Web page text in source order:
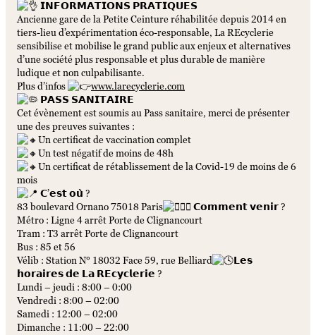
𝗜𝗡𝗙𝗢𝗥𝗠𝗔𝗧𝗜𝗢𝗡𝗦 𝗣𝗥𝗔𝗧𝗜𝗤𝗨𝗘𝗦
Ancienne gare de la Petite Ceinture réhabilitée depuis 2014 en
tiers-lieu d’expérimentation éco-responsable, La REcyclerie
sensibilise et mobilise le grand public aux enjeux et alternatives
d’une société plus responsable et plus durable de manière
ludique et non culpabilisante.
Plus d’infos
www.larecyclerie.com
𝗣𝗔𝗦𝗦 𝗦𝗔𝗡𝗜𝗧𝗔𝗜𝗥𝗘
Cet évènement est soumis au Pass sanitaire, merci de présenter
une des preuves suivantes :
Un certificat de vaccination complet
Un test négatif de moins de 48h
Un certificat de rétablissement de la Covid-19 de moins de 6
mois
𝗖’𝗲𝘀𝘁 𝗼𝘂̀ ?
83 boulevard Ornano 75018 Paris
𝗖𝗼𝗺𝗺𝗲𝗻𝘁 𝘃𝗲𝗻𝗶𝗿 ?
Métro : Ligne 4 arrêt Porte de Clignancourt
Tram : T3 arrêt Porte de Clignancourt
Bus : 85 et 56
Vélib : Station N° 18032 Face 59, rue Belliard
𝗟𝗲𝘀
𝗵𝗼𝗿𝗮𝗶𝗿𝗲𝘀 𝗱𝗲 𝗟𝗮 𝗥𝗘𝗰𝘆𝗰𝗹𝗲𝗿𝗶𝗲 ?
Lundi – jeudi : 8:00 – 0:00
Vendredi : 8:00 – 02:00
Samedi : 12:00 – 02:00
Dimanche : 11:00 – 22:00